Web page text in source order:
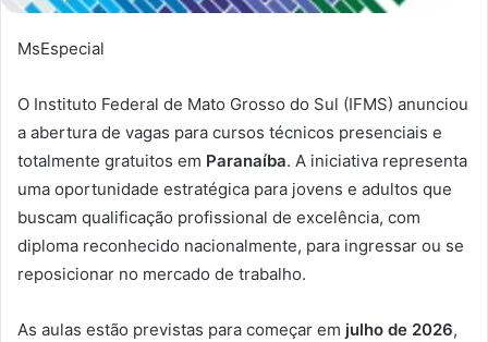
MsEspecial
O Instituto Federal de Mato Grosso do Sul (IFMS) anunciou
a abertura de vagas para cursos técnicos presenciais e
totalmente gratuitos em Paranaíba. A iniciativa representa
uma oportunidade estratégica para jovens e adultos que
buscam qualificação profissional de excelência, com
diploma reconhecido nacionalmente, para ingressar ou se
reposicionar no mercado de trabalho.
As aulas estão previstas para começar em julho de 2026,